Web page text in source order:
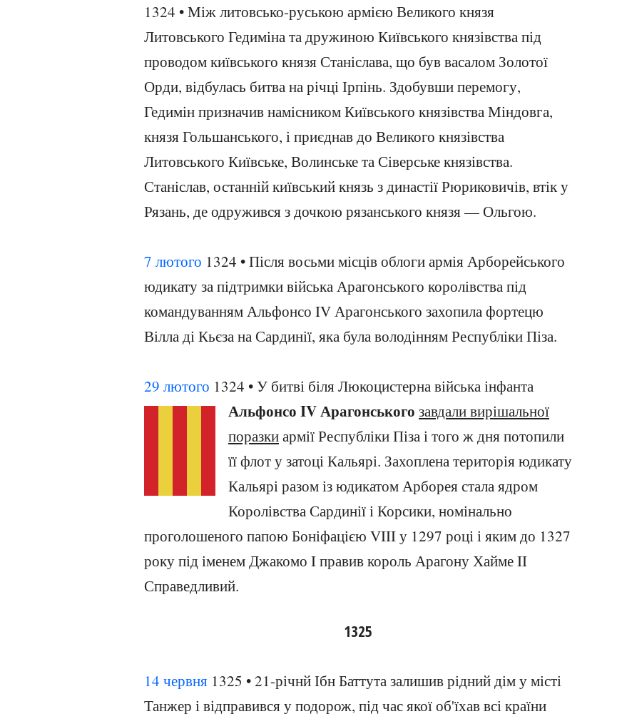
1324 • Між литовсько-руською армією Великого князя
Литовського Гедиміна та дружиною Київського князівства під
проводом київського князя Станіслава, що був васалом Золотої
Орди, відбулась битва на річці Ірпінь. Здобувши перемогу,
Гедимін призначив намісником Київського князівства Міндовга,
князя Гольшанського, і приєднав до Великого князівства
Литовського Київське, Волинське та Сіверське князівства.
Станіслав, останній київський князь з династії Рюриковичів, втік у
Рязань, де одружився з дочкою рязанського князя — Ольгою.
7 лютого 1324 • Після восьми місців облоги армія Арборейського
юдикату за підтримки війська Арагонського королівства під
командуванням Альфонсо IV Арагонського захопила фортецю
Вілла ді Кьєза на Сардинії, яка була володінням Республіки Піза.
29 лютого 1324 • У битві біля Люкоцистерна війська інфанта
Альфонсо IV Арагонського завдали вирішальної
поразкиармії Республіки Піза і того ж дня потопили
її флот у затоці Кальярі. Захоплена територія юдикату
Кальярі разом із юдикатом Арборея стала ядром
Королівства Сардинії і Корсики, номінально
проголошеного папою Боніфацією VIII у 1297 році і яким до 1327
року під іменем Джакомо I правив король Арагону Хайме II
Справедливий.
1325
14 червня 1325 • 21-річнй Ібн Баттута залишив рідний дім у місті
Танжер і відправився у подорож, під час якої об'їхав всі країни